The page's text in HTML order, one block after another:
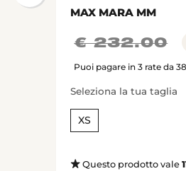
MAX MARA MM
€ 232.00
Puoi pagare in 3 rate da
Seleziona la tua taglia
XS
Questo prodotto vale